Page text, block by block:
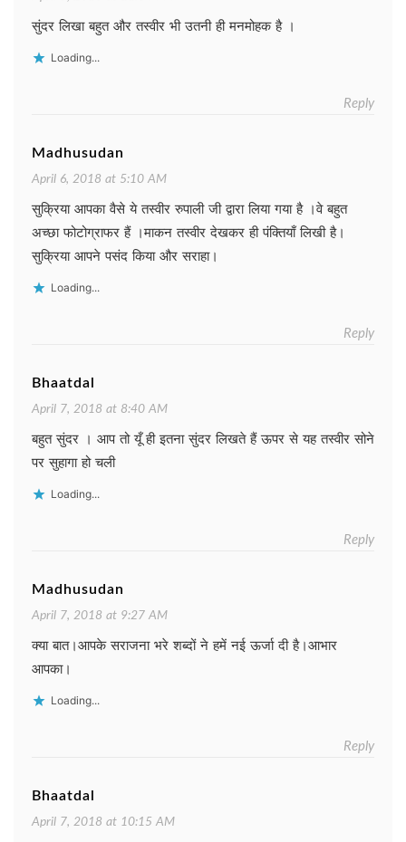
सुंदर लिखा बहुत और तस्वीर भी उतनी ही मनमोहक है ।
Loading...
Reply
Madhusudan
April 6, 2018 at 5:10 AM
सुक्रिया आपका वैसे ये तस्वीर रुपाली जी द्वारा लिया गया है ।वे बहुत
अच्छा फोटोग्राफर हैं ।माकन तस्वीर देखकर ही पंक्तियाँ लिखी है।
सुक्रिया आपने पसंद किया और सराहा।
Loading...
Reply
Bhaatdal
April 7, 2018 at 8:40 AM
बहुत सुंदर । आप तो यूँ ही इतना सुंदर लिखते हैं ऊपर से यह तस्वीर सोने
पर सुहागा हो चली
Loading...
Reply
Madhusudan
April 7, 2018 at 9:27 AM
क्या बात।आपके सराजना भरे शब्दों ने हमें नई ऊर्जा दी है।आभार
आपका।
Loading...
Reply
Bhaatdal
April 7, 2018 at 10:15 AM